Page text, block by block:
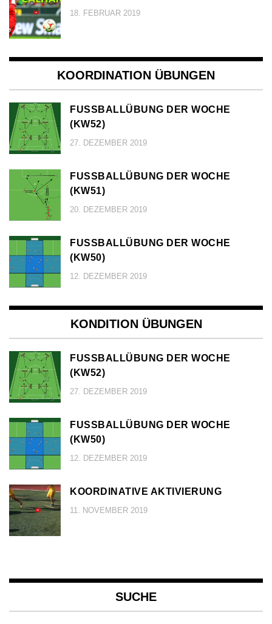
18. FEBRUAR 2019
KOORDINATION ÜBUNGEN
FUSSBALLÜBUNG DER WOCHE (
KW52)
27. DEZEMBER 2019
FUSSBALLÜBUNG DER WOCHE (
KW51)
20. DEZEMBER 2019
FUSSBALLÜBUNG DER WOCHE (
KW50)
12. DEZEMBER 2019
KONDITION ÜBUNGEN
FUSSBALLÜBUNG DER WOCHE (
KW52)
27. DEZEMBER 2019
FUSSBALLÜBUNG DER WOCHE (
KW50)
12. DEZEMBER 2019
KOORDINATIVE AKTIVIERUNG
11. NOVEMBER 2019
SUCHE